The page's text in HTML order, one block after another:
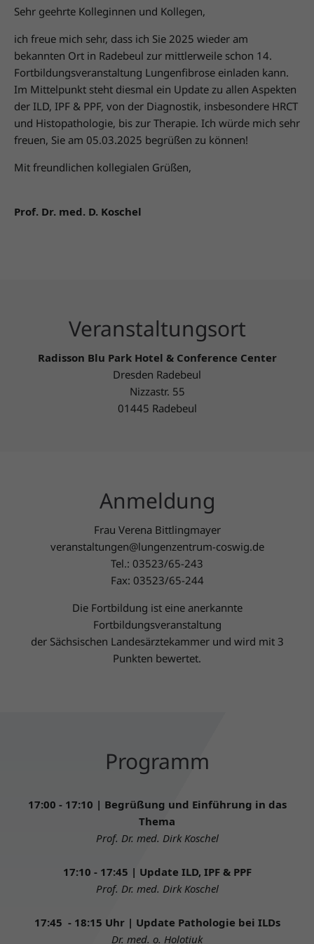
Sehr geehrte Kolleginnen und Kollegen,
ich freue mich sehr, dass ich Sie 2025 wieder am
bekannten Ort in Radebeul zur mittlerweile schon 14.
Fortbildungsveranstaltung Lungenfibrose einladen kann.
Im Mittelpunkt steht diesmal ein Update zu allen Aspekten
der ILD, IPF & PPF, von der Diagnostik, insbesondere HRCT
und Histopathologie, bis zur Therapie. Ich würde mich sehr
freuen, Sie am 05.03.2025 begrüßen zu können!
Mit freundlichen kollegialen Grüßen,
Prof. Dr. med. D. Koschel
Veranstaltungsort
Radisson Blu Park Hotel & Conference Center
Dresden Radebeul
Nizzastr. 55
01445 Radebeul
Anmeldung
Frau Verena Bittlingmayer
veranstaltungen@lungenzentrum-coswig.de
Tel.: 03523/65-243
Fax: 03523/65-244
Die Fortbildung ist eine anerkannte
Fortbildungsveranstaltung
der Sächsischen Landesärztekammer und wird mit 3
Punkten bewertet.
Programm
17:00 - 17:10 | Begrüßung und Einführung in das
Thema
Prof. Dr. med. Dirk Koschel
17:10 - 17:45 | Update ILD, IPF & PPF
Prof. Dr. med. Dirk Koschel
17:45 - 18:15 Uhr | Update Pathologie bei ILDs
Dr. med. o. Holotiuk